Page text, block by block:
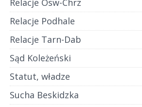
Relacje Osw-Chrz
Relacje Podhale
Relacje Tarn-Dab
Sąd Koleżeński
Statut, władze
Sucha Beskidzka